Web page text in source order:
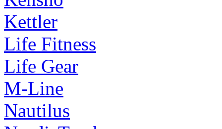
Kettler
Life Fitness
Life Gear
M-Line
Nautilus